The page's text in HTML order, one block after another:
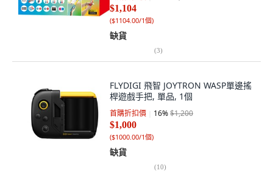
$1,104
($1104.00/1個)
缺貨
(3)
FLYDIGI 飛智 JOYTRON WASP單邊搖
桿遊戲手把, 單品, 1個
首購折扣價 16%$1,200
$1,000
($1000.00/1個)
缺貨
(10)